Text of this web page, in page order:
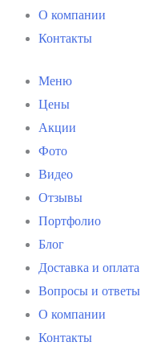
О компании
Контакты
Меню
Цены
Акции
Фото
Видео
Отзывы
Портфолио
Блог
Доставка и оплата
Вопросы и ответы
О компании
Контакты